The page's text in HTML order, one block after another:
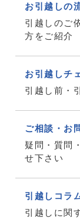
お引越しの
引越しのご
方をご紹介
お引越しチ
引越し前・
ご相談・お
疑問・質問
せ下さい
引越しコラ
引越しに関